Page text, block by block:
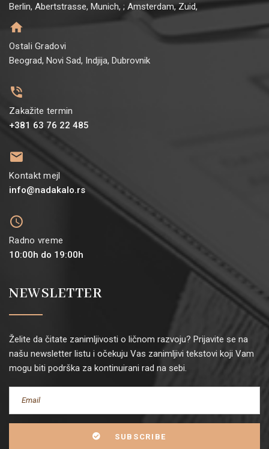
Berlin, Abertstrasse, Munich, ; Amsterdam, Zuid,
Ostali Gradovi
Beograd, Novi Sad, Indjija, Dubrovnik
Zakažite termin
+381 63 76 22 485
Kontakt mejl
info@nadakalo.rs
Radno vreme
10:00h do 19:00h
NEWSLETTER
Želite da čitate zanimljivosti o ličnom razvoju? Prijavite se na
našu newsletter listu i očekuju Vas zanimljivi tekstovi koji Vam
mogu biti podrška za kontinuirani rad na sebi.